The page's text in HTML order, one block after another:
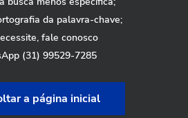
da palavra-chave;
fale conosco
(31) 99529-7285
a página inicial